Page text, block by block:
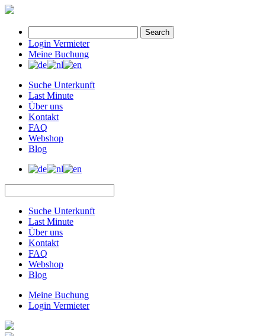
Search
Login Vermieter
Meine Buchung
Suche Unterkunft
Last Minute
Über uns
Kontakt
FAQ
Webshop
Blog
Suche Unterkunft
Last Minute
Über uns
Kontakt
FAQ
Webshop
Blog
Meine Buchung
Login Vermieter